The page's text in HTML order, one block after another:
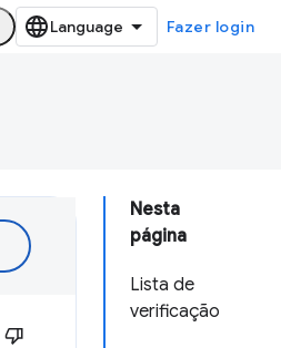
Fazer login
Nesta
página
Lista de
verificação